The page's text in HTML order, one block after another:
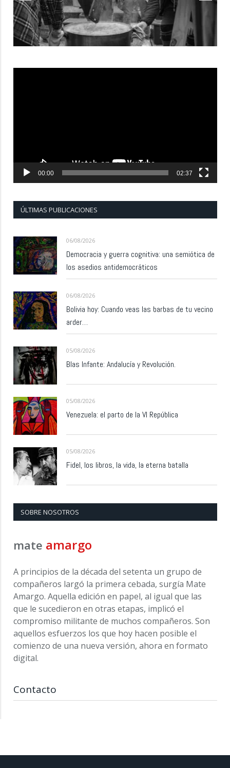
00:00 02:37
ÚLTIMAS PUBLICACIONES
06/08/2026
Democracia y guerra cognitiva: una semiótica de
los asedios antidemocráticos
06/08/2026
Bolivia hoy: Cuando veas las barbas de tu vecino
arder…
05/08/2026
Blas Infante: Andalucía y Revolución.
05/08/2026
Venezuela: el parto de la VI República
05/08/2026
Fidel, los libros, la vida, la eterna batalla
SOBRE NOSOTROS
mate amargo
A principios de la década del setenta un grupo de
compañeros largó la primera cebada, surgía Mate
Amargo. Aquella edición en papel, al igual que las
que le sucedieron en otras etapas, implicó el
compromiso militante de muchos compañeros. Son
aquellos esfuerzos los que hoy hacen posible el
comienzo de una nueva versión, ahora en formato
digital.
Contacto